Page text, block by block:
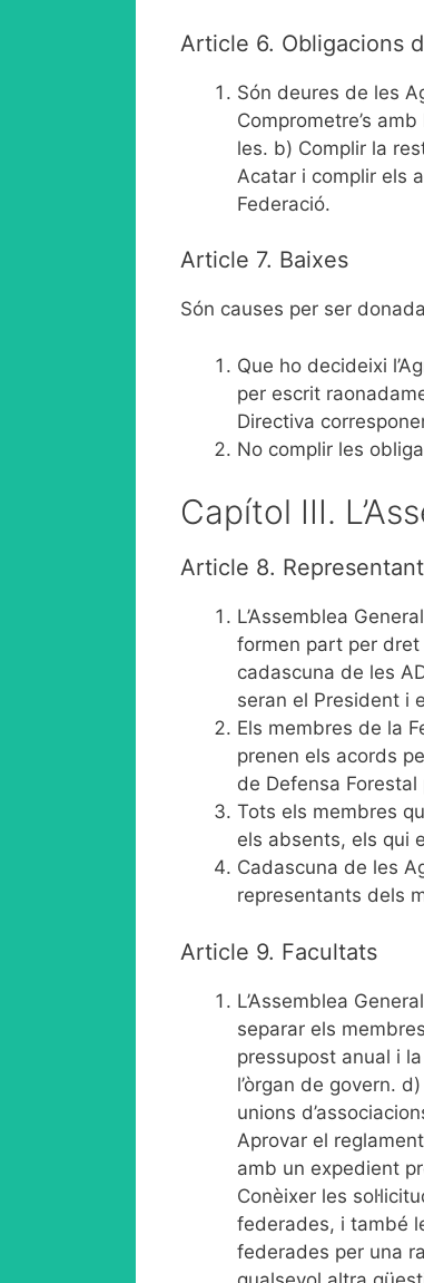
Article 6. Obligacions
Són deures de les
Comprometre’s
les. b) Complir la
Acatar i complir els
Federació.
Article 7. Baixes
Són causes per ser
Que ho decideixi
per escrit
Directiva
No complir les
Capítol III.
Article 8.
L’Assemblea
formen part per
cadascuna de les
seran el President i
Els membres de la
prenen els acords
de Defensa
Tots els membres
els absents, els qui
Cadascuna de les
representants dels
Article 9. Facultats
L’Assemblea
separar els
pressupost anual i
l’òrgan de govern.
unions
Aprovar el
amb un expedient
Conèixer les
federades, i també
federades per una